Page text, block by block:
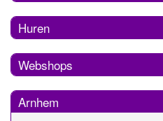
Huren
Webshops
Arnhem